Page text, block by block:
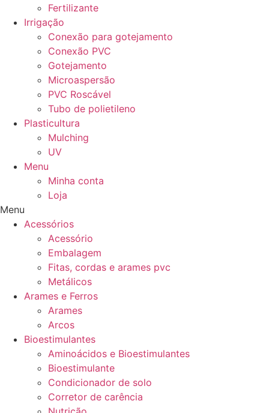
Fertilizante
Irrigação
Conexão para gotejamento
Conexão PVC
Gotejamento
Microaspersão
PVC Roscável
Tubo de polietileno
Plasticultura
Mulching
UV
Menu
Minha conta
Loja
Menu
Acessórios
Acessório
Embalagem
Fitas, cordas e arames pvc
Metálicos
Arames e Ferros
Arames
Arcos
Bioestimulantes
Aminoácidos e Bioestimulantes
Bioestimulante
Condicionador de solo
Corretor de carência